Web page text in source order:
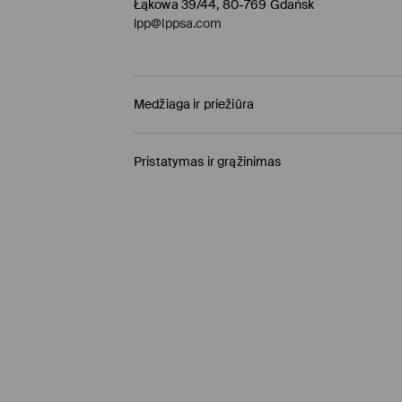
Łąkowa 39/44, 80-769 Gdańsk
lpp@lppsa.com
Medžiaga ir priežiūra
Pagrindinė medžiaga:
100% POLIESTERIS
Pamušalas:100% POLIESTERIS
Pristatymas ir grąžinimas